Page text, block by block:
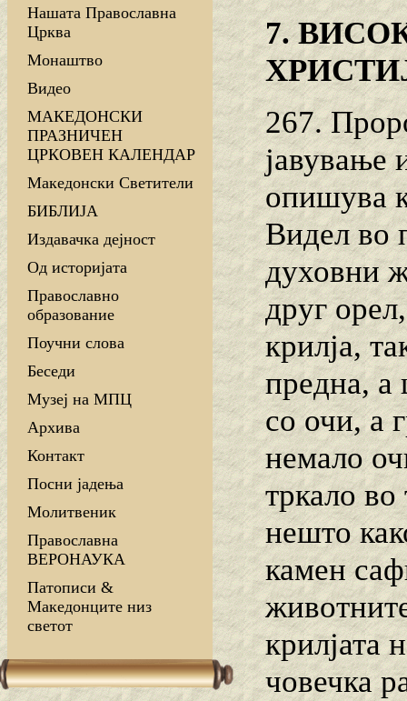
Нашата Православна
Црква
Монаштво
Видео
МАКЕДОНСКИ
ПРАЗНИЧЕН
ЦРКОВЕН КАЛЕНДАР
Македонски Светители
БИБЛИЈА
Издавачка дејност
Од историјата
Православно
образование
Поучни слова
Беседи
Музеј на МПЦ
Архива
Контакт
Посни јадења
Молитвеник
Православна
ВЕРОНАУКА
Патописи &
Македонците низ
светот
7.
267.
јавување
опишува
Видел во
духовни
друг
крилја,
предна, а
со очи, а
немало
тркало
нешто
камен
крилјата
човечка